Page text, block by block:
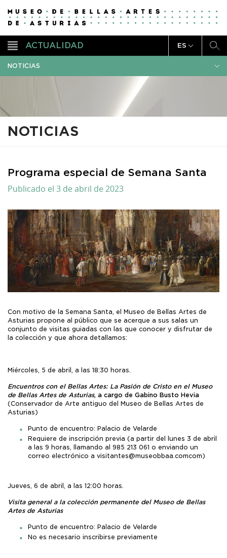
ACTUALIDAD ES
NOTICIAS
NOTICIAS
Programa especial de Semana Santa
Publicado el 3 de abril de 2023
Con motivo de la Semana Santa, el Museo de Bellas Artes de
Asturias propone al público que se acerque a sus salas un
conjunto de visitas guiadas con las que conocer y disfrutar de
la colección y que ahora detallamos:
Miércoles, 5 de abril, a las 18:30 horas.
Encuentros con el Bellas Artes: La Pasión de Cristo en el Museo
de Bellas Artes de Asturias, a cargo de Gabino Busto Hevia
(Conservador de Arte antiguo del Museo de Bellas Artes de
Asturias)
Punto de encuentro: Palacio de Velarde
Requiere de inscripción previa (a partir del lunes 3 de abril
a las 9 horas, llamando al 985 213 061 o enviando un
correo electrónico a visitantes@museobbaa.comcom)
Jueves, 6 de abril, a las 12:00 horas.
Visita general a la colección permanente del Museo de Bellas
Artes de Asturias
Punto de encuentro: Palacio de Velarde
No es necesario inscribirse previamente